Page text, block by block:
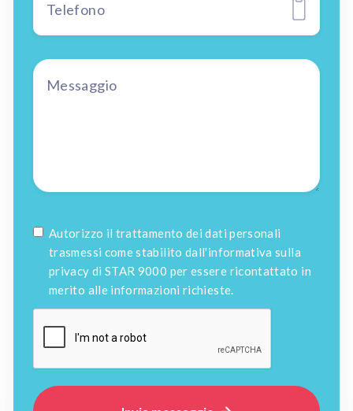
Autorizzo il trattamento dei dati personali
trasmessi come stabilito dall'informativa sulla
privacy di STAR 9000 per essere ricontattato in
merito alle informazioni richieste.